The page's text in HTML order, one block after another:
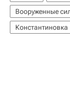
Вооруженные
Константиновка